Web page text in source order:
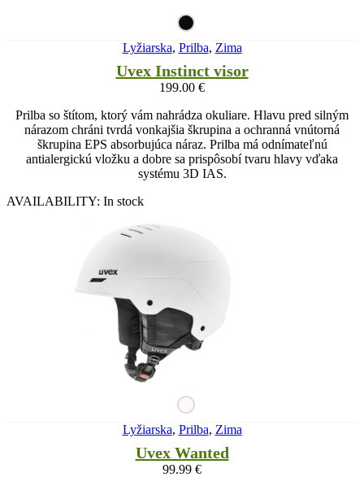
Lyžiarska, Prilba, Zima
Uvex Instinct visor
199.00 €
Prilba so štítom, ktorý vám nahrádza okuliare. Hlavu pred silným
nárazom chráni tvrdá vonkajšia škrupina a ochranná vnútorná
škrupina EPS absorbujúca náraz. Prilba má odnímateľnú
antialergickú vložku a dobre sa prispôsobí tvaru hlavy vďaka
systému 3D IAS.
AVAILABILITY: In stock
Lyžiarska, Prilba, Zima
Uvex Wanted
99.99 €